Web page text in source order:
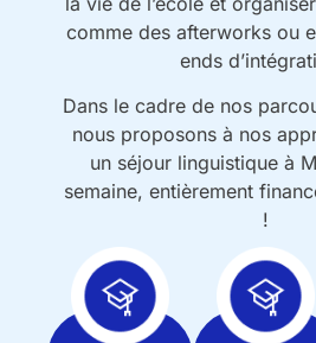
comme des afterworks ou
ends
Dans le cadre de nos
nous proposons à nos
un séjour linguistique à
semaine, entièrement
!